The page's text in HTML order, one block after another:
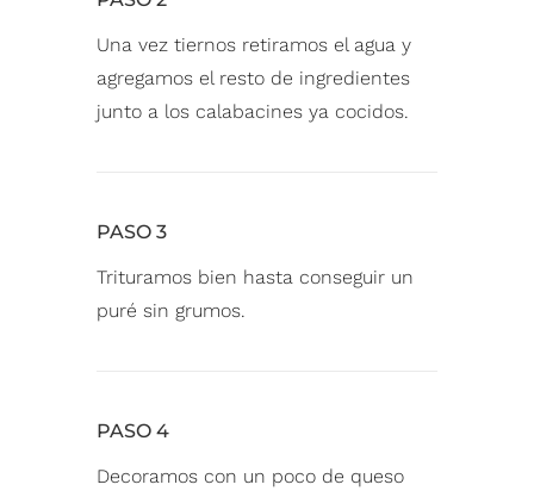
Una vez tiernos retiramos el agua y
agregamos el resto de ingredientes
junto a los calabacines ya cocidos.
PASO 3
Trituramos bien hasta conseguir un
puré sin grumos.
PASO 4
Decoramos con un poco de queso